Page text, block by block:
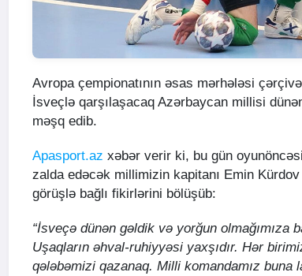
Avropa çempionatının əsas mərhələsi
İsveçlə qarşılaşacaq Azərbaycan millisi
məşq edib.
Apasport.az xəbər verir ki, bu gün
zalda edəcək millimizin kapitanı Emin
görüşlə bağlı fikirlərini bölüşüb:
“İsveçə dünən gəldik və yorğun olmağımıza
Uşaqların əhval-ruhiyyəsi yaxşıdır. Hər
qələbəmizi qazanaq. Milli komandamız buna